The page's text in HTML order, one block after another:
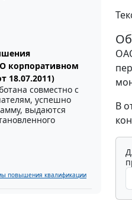
корпоративном
18.07.2011)
совместно с
успешно
выдаются
повышения квалификации
В